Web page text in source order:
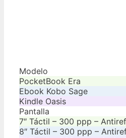
Modelo
PocketBook Era
Ebook Kobo Sage
Kindle Oasis
Pantalla
7″ Táctil – 300 ppp –
8″ Táctil – 300 ppp –